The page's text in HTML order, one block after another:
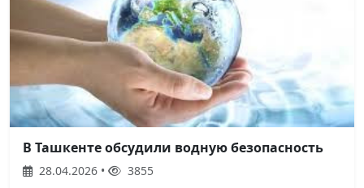
В Ташкенте обсудили водную безопасность
28.04.2026 • 3855